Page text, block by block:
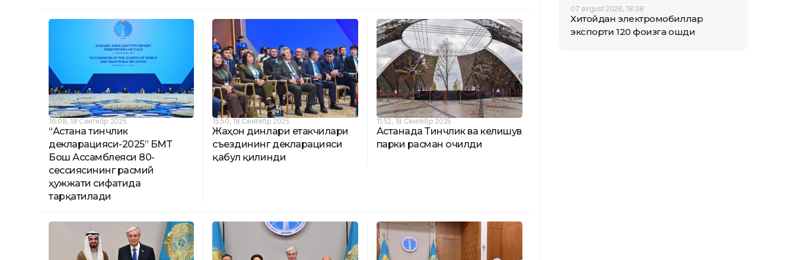
16:08, 18 Сентябр 2025
“Астана тинчлик
декларацияси-2025” БМТ
Бош Ассамблеяси 80-
сессиясининг расмий
ҳужжати сифатида
тарқатилади
15:50, 18 Сентябр 2025
Жаҳон динлари етакчилари
съездининг декларацияси
қабул қилинди
11:52, 18 Сентябр 2025
Астанада Тинчлик ва келишув
парки расман очилди
07 avgust 2026, 18:38
Хитойдан электромобиллар
экспорти 120 фоизга ошди